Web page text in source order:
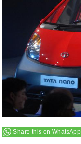
Share this on WhatsApp